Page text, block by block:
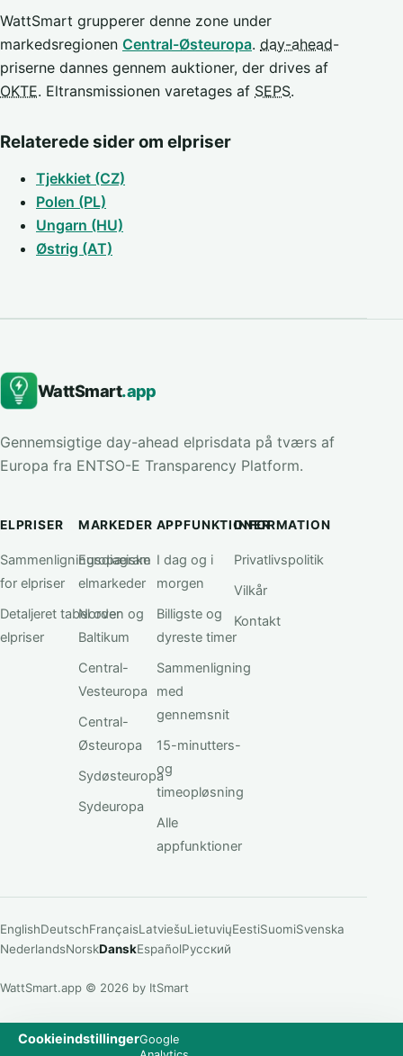
CookieindstillingerGoogle
WattSmart grupperer denne zone under
markedsregionen Central-Østeuropa. day-ahead-
priserne dannes gennem auktioner, der drives af
OKTE. Eltransmissionen varetages af SEPS.
Relaterede sider om elpriser
Tjekkiet (CZ)
Polen (PL)
Ungarn (HU)
Østrig (AT)
WattSmart.app
Gennemsigtige day-ahead elprisdata på tværs af
Europa fra ENTSO-E Transparency Platform.
ELPRISER
Sammenligningsdiagram
for elpriser
Detaljeret tabel over
elpriser
MARKEDER
Europæiske
elmarkeder
Norden og
Baltikum
Central-
Vesteuropa
Central-
Østeuropa
Sydøsteuropa
Sydeuropa
APPFUNKTIONER
I dag og i
morgen
Billigste og
dyreste timer
Sammenligning
med
gennemsnit
15-minutters-
og
timeopløsning
Alle
appfunktioner
INFORMATION
Privatlivspolitik
Vilkår
Kontakt
EnglishDeutschFrançaisLatviešuLietuviųEestiSuomiSvenska
NederlandsNorskDanskEspañolРусский
WattSmart.app © 2026 by ItSmart